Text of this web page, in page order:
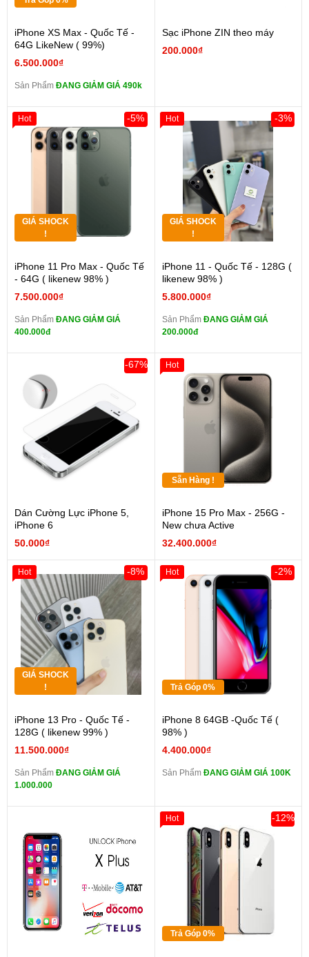
iPhone XS Max - Quốc Tế -
64G LikeNew ( 99%)
6.500.000₫
Sản Phẩm ĐANG GIẢM GIÁ 490k
Sạc iPhone ZIN theo máy
200.000₫
GIÁ SHOCK
!
iPhone 11 Pro Max - Quốc Tế
- 64G ( likenew 98% )
7.500.000₫
-5%
Sản Phẩm ĐANG GIẢM GIÁ
400.000đ
Hot
GIÁ SHOCK
!
iPhone 11 - Quốc Tế - 128G (
likenew 98% )
5.800.000₫
-3%
Sản Phẩm ĐANG GIẢM GIÁ
200.000đ
Hot
Dán Cường Lực iPhone 5,
iPhone 6
50.000₫
-67%
Sẵn Hàng !
iPhone 15 Pro Max - 256G -
New chưa Active
32.400.000₫
Hot
GIÁ SHOCK
!
iPhone 13 Pro - Quốc Tế -
128G ( likenew 99% )
11.500.000₫
-8%
Sản Phẩm ĐANG GIẢM GIÁ
1.000.000
Hot
Trả Góp 0%
iPhone 8 64GB -Quốc Tế (
98% )
4.400.000₫
-2%
Sản Phẩm ĐANG GIẢM GIÁ 100K
Hot
Trả Góp 0%
-12%
Hot